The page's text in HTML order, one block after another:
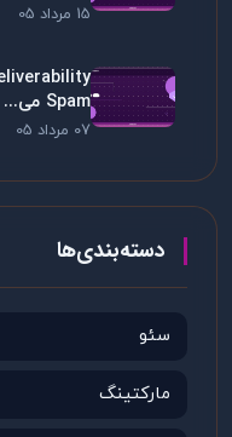
15 مرداد 05
Spam می...
07 مرداد 05
دسته‌بندی‌ها
سئو
مارکتینگ